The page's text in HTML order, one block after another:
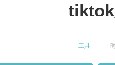
tiktok
工具